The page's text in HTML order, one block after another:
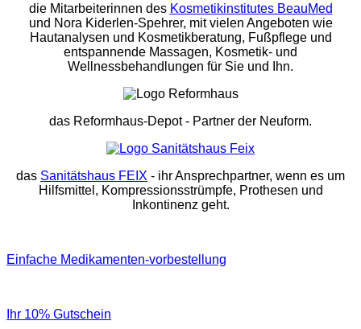
die Mitarbeiterinnen des Kosmetikinstitutes BeauMed
und Nora Kiderlen-Spehrer, mit vielen Angeboten wie
Hautanalysen und Kosmetikberatung, Fußpflege und
entspannende Massagen, Kosmetik- und
Wellnessbehandlungen für Sie und Ihn.
das Reformhaus-Depot- Partner der Neuform.
das Sanitätshaus FEIX - ihr Ansprechpartner, wenn es um
Hilfsmittel, Kompressionsstrümpfe, Prothesen und
Inkontinenz geht.
Einfache Medikamenten-vorbestellung
Ihr 10% Gutschein